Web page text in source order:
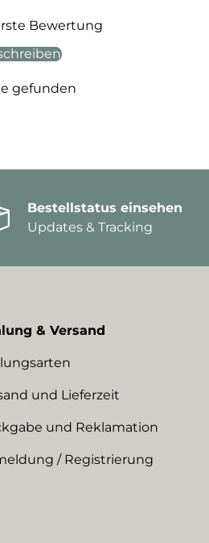
Bewertung
gefunden
Bestellstatus einsehen
Updates & Tracking
& Versand
und Lieferzeit
und Reklamation
/ Registrierung